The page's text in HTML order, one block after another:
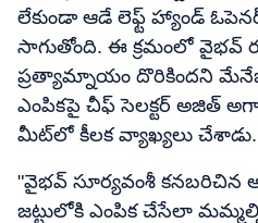
లేకుండా ఆడే లెఫ్ట్ హ్యాండ్
సాగుతోంది. ఈ క్రమంలో వైభవ్
ప్రత్యామ్నాయం దొరికిందని
ఎంపికపై చీఫ్ సెలక్టర్ అజిత్
మీట్‌లో కీలక వ్యాఖ్యలు చేశాడు.
"వైభవ్ సూర్యవంశీ కనబరిచిన
జట్టులోకి ఎంపిక చేసేలా మమ్మల్ని